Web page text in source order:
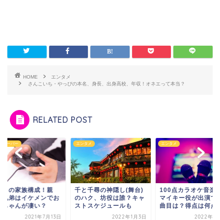
HOME
エンタメ
さんこいち・やっぴの本名、身長、出身高校、年収！オネエって本当？
RELATED POST
ューバー
うの家族構成！親
兄弟はイケメンでお
ちゃんが凄い？
2021年7月13日
エンタメ
千と千尋の神隠し(舞台)
のハク、坊役は誰？キャ
ストスケジュールも
2022年1月3日
エンタメ
100点カラオケ音楽
マイキー役が出演で
曲目は？得点は何点
2022年1